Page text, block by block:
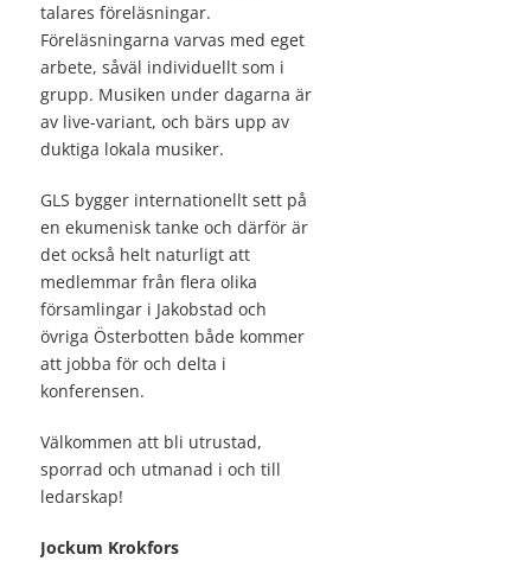
talares föreläsningar.
Föreläsningarna varvas med eget
arbete, såväl individuellt som i
grupp. Musiken under dagarna är
av live-variant, och bärs upp av
duktiga lokala musiker.
GLS bygger internationellt sett på
en ekumenisk tanke och därför är
det också helt naturligt att
medlemmar från flera olika
församlingar i Jakobstad och
övriga Österbotten både kommer
att jobba för och delta i
konferensen.
Välkommen att bli utrustad,
sporrad och utmanad i och till
ledarskap!
Jockum Krokfors